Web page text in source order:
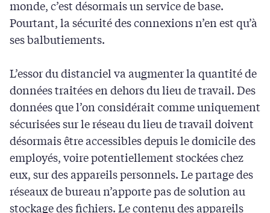
monde, c’est désormais un service de base.
Pourtant, la sécurité des connexions n’en est qu’à
ses balbutiements.
L’essor du distanciel va augmenter la quantité de
données traitées en dehors du lieu de travail. Des
données que l’on considérait comme uniquement
sécurisées sur le réseau du lieu de travail doivent
désormais être accessibles depuis le domicile des
employés, voire potentiellement stockées chez
eux, sur des appareils personnels. Le partage des
réseaux de bureau n’apporte pas de solution au
stockage des fichiers. Le contenu des appareils